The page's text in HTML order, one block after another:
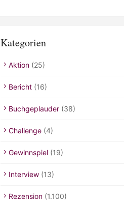
Kategorien
Aktion (25)
Bericht (16)
Buchgeplauder (38)
Challenge (4)
Gewinnspiel (19)
Interview (13)
Rezension (1.100)